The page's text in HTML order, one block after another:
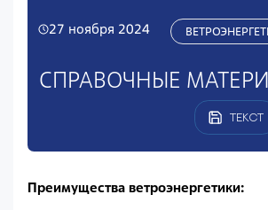
27 ноября 2024
СПРАВОЧНЫЕ
ТЕКСТ
Преимущества ветроэнергетики: